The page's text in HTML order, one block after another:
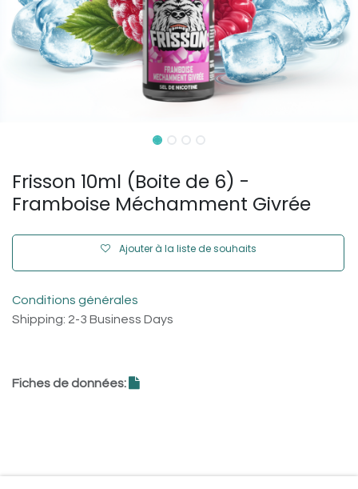
Frisson 10ml (Boite de 6) -
Framboise Méchamment Givrée
Ajouter à la liste de souhaits
Conditions générales
Shipping: 2-3 Business Days
Fiches de données: